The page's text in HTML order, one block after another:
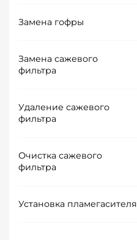
Замена гофры
Замена сажевого
фильтра
Удаление сажевого
фильтра
Очистка сажевого
фильтра
Установка пламегасителя